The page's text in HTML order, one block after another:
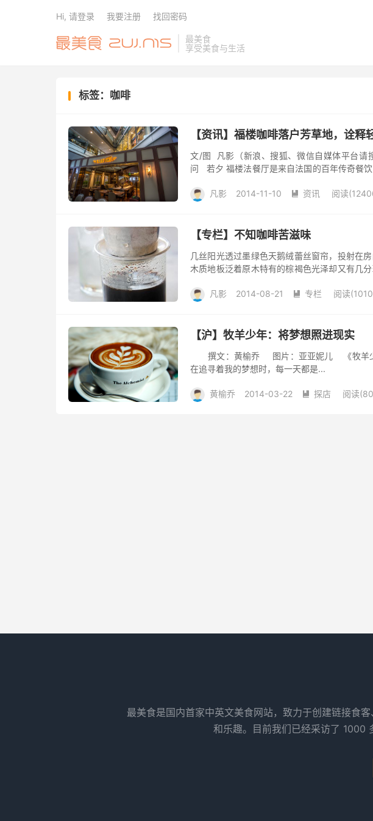
最美食
享受美食与生活
Hi, 请登录 我要注册 找回密码
标签：咖啡
【资讯】福楼咖啡落户芳草地，诠释
文/图 凡影（新浪、搜狐、微信自媒体平台请
问 若夕 福楼法餐厅是来自法国的百年传奇餐
凡影 2014-11-10  资讯 阅读
【专栏】不知咖啡苦滋味
几丝阳光透过墨绿色天鹅绒蕾丝窗帘，投射在
木质地板泛着原木特有的棕褐色光泽却又有几
凡影 2014-08-21  专栏 阅读
【沪】牧羊少年：将梦想照进现实
撰文：黄榆乔 图片：亚亚妮儿 《牧羊少
在追寻着我的梦想时，每一天都是...
黄榆乔 2014-03-22  探店 阅读
最美食是国内首家中英文美食网站，致力于创建链接食
和乐趣。目前我们已经采访了 1000